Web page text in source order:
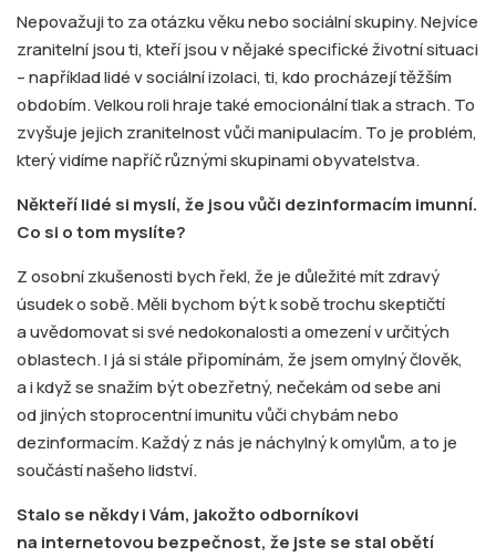
Nepovažuji to za otázku věku nebo sociální skupiny. Nejvíce
zranitelní jsou ti, kteří jsou v nějaké specifické životní situaci
– například lidé v sociální izolaci, ti, kdo procházejí těžším
obdobím. Velkou roli hraje také emocionální tlak a strach. To
zvyšuje jejich zranitelnost vůči manipulacím. To je problém,
který vidíme napříč různými skupinami obyvatelstva.
Někteří lidé si myslí, že jsou vůči dezinformacím imunní.
Co si o tom myslíte?
Z osobní zkušenosti bych řekl, že je důležité mít zdravý
úsudek o sobě. Měli bychom být k sobě trochu skeptičtí
a uvědomovat si své nedokonalosti a omezení v určitých
oblastech. I já si stále připomínám, že jsem omylný člověk,
a i když se snažím být obezřetný, nečekám od sebe ani
od jiných stoprocentní imunitu vůči chybám nebo
dezinformacím. Každý z nás je náchylný k omylům, a to je
součástí našeho lidství.
Stalo se někdy i Vám, jakožto odborníkovi
na internetovou bezpečnost, že jste se stal obětí